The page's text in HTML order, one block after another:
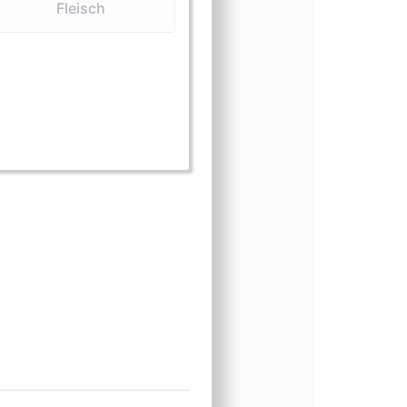
(Barten)
(Fleisch)
(Knochen und Schädel)
(Schnitzereien)
(Zähne)
Fleisch